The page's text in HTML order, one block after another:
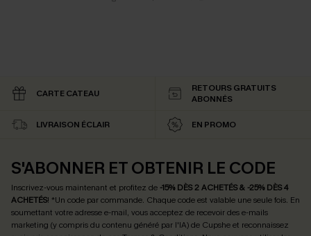
CARTE CATEAU
RETOURS GRATUITS
ABONNÉS
LIVRAISON ÉCLAIR EN PROMO
S'ABONNER ET OBTENIR LE CODE
Inscrivez-vous maintenant et profitez de -15% DÈS 2 ACHETÉS & -25% DÈS 4
ACHETÉS! *Un code par commande. Chaque code est valable une seule fois. En
soumettant votre adresse e-mail, vous acceptez de recevoir des e-mails
marketing (y compris du contenu généré par l'IA) de Cupshe et reconnaissez